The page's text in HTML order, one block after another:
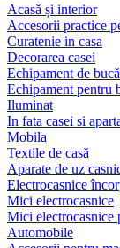
Acasă și interior
Accesorii practice
Curatenie in casa
Decorarea casei
Echipament de
Echipament pentru
Iluminat
In fata casei si
Mobila
Textile de casă
Aparate de uz
Electrocasnice
Mici electrocasnice
Mici electrocasnice
Automobile